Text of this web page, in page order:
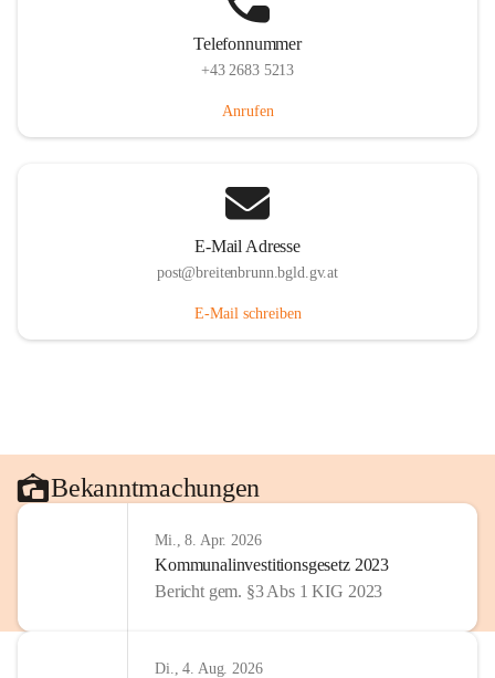
Telefonnummer
+43 2683 5213
Anrufen
E-Mail Adresse
post@breitenbrunn.bgld.gv.at
E-Mail schreiben
Bekanntmachungen
Mi., 8. Apr. 2026
Kommunalinvestitionsgesetz 2023
Bericht gem. §3 Abs 1 KIG 2023
Di., 4. Aug. 2026